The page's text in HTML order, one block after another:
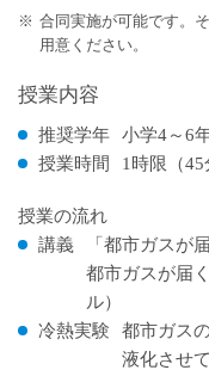
※ 合同実施が可能です。
用意ください。
授業内容
推奨学年
小学4～6
授業時間
1時限（45
授業の流れ
講義
「都市ガスが
都市ガスが届
ル）
冷熱実験
都市ガス
液化させ